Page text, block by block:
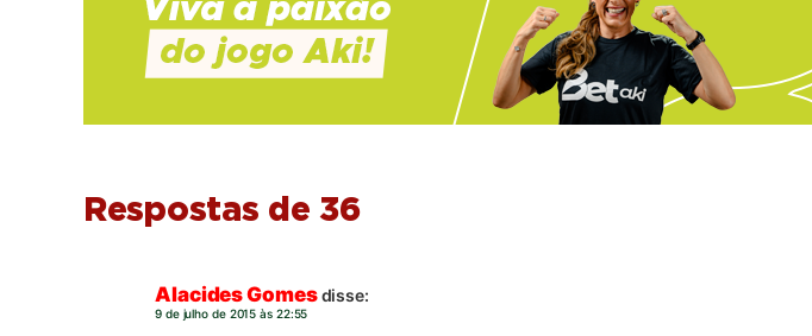
Respostas de 36
Alacides Gomesdisse:
9 de julho de 2015 às 22:55